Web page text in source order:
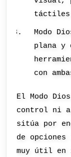
táctiles
Modo
plana y
con
El Modo
control ni a
sitúa por
de
muy útil en